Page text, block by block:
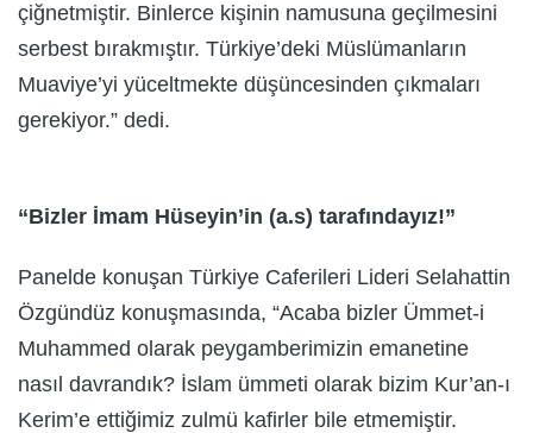
çiğnetmiştir. Binlerce kişinin namusuna geçilmesini
serbest bırakmıştır. Türkiye’deki Müslümanların
Muaviye’yi yüceltmekte düşüncesinden çıkmaları
gerekiyor.” dedi.
“Bizler İmam Hüseyin’in (a.s) tarafındayız!”
Panelde konuşan Türkiye Caferileri Lideri Selahattin
Özgündüz konuşmasında, “Acaba bizler Ümmet-i
Muhammed olarak peygamberimizin emanetine
nasıl davrandık? İslam ümmeti olarak bizim Kur’an-ı
Kerim’e ettiğimiz zulmü kafirler bile etmemiştir.